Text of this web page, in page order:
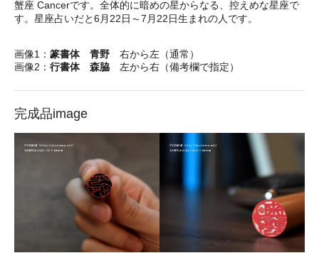
蟹座 Cancerです。全体的に暗めの星からなる、控えめな星座で
す。星座占いだと6月22日～7月22日生まれの人です。
画像1： 篆書体 青野 右から左（通常）
画像2： 行書体 森脇 左から右（備考欄で指定）
完成品image